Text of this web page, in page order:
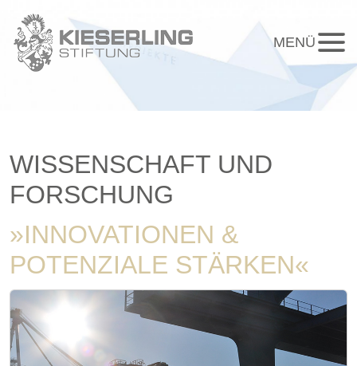
MENÜ
WISSENSCHAFT UND
FORSCHUNG
»INNOVATIONEN &
POTENZIALE STÄRKEN«